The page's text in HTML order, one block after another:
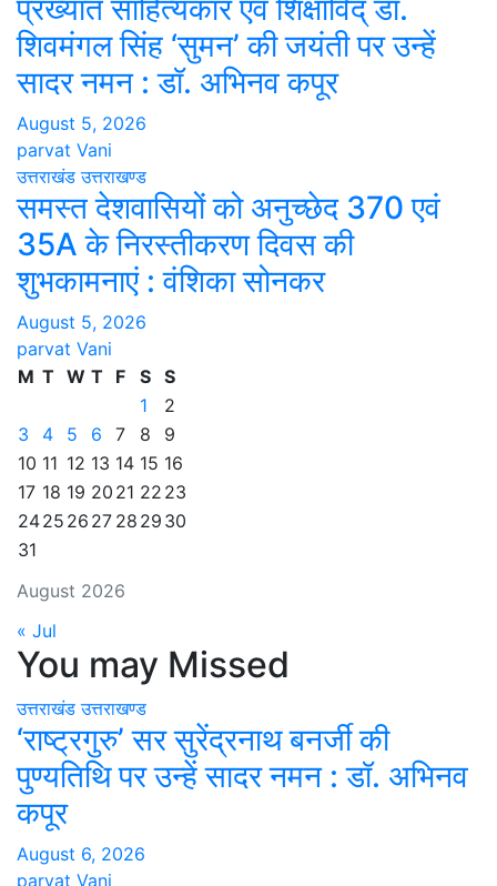
प्रख्यात साहित्यकार एवं शिक्षाविद् डॉ.
शिवमंगल सिंह ‘सुमन’ की जयंती पर उन्हें
सादर नमन : डॉ. अभिनव कपूर
August 5, 2026
parvat Vani
उत्तराखंड उत्तराखण्ड
समस्त देशवासियों को अनुच्छेद 370 एवं
35A के निरस्तीकरण दिवस की
शुभकामनाएं : वंशिका सोनकर
August 5, 2026
parvat Vani
August 2026
M T W T F S S
1
2
3
4 5 6 7 8
9
10 11 12 13 14 15 16
17 18 19 20 21 22 23
2425 26 27 28 29 30
31
« Jul
You may Missed
उत्तराखंड उत्तराखण्ड
‘राष्ट्रगुरु’ सर सुरेंद्रनाथ बनर्जी की
पुण्यतिथि पर उन्हें सादर नमन : डॉ. अभिनव
कपूर
August 6, 2026
parvat Vani